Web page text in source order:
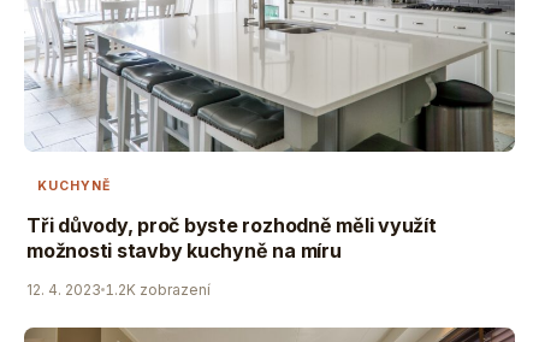
KUCHYNĚ
Tři důvody, proč byste rozhodně měli využít
možnosti stavby kuchyně na míru
12. 4. 2023 1.2K zobrazení